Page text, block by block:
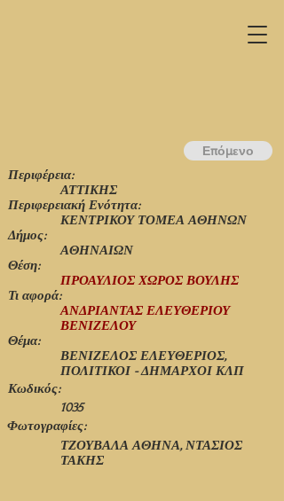
Περιφέρεια:
ΚΕΝΤΡΙΚΟΥ ΤΟΜΕΑ ΑΘΗΝΩΝ
ΑΤΤΙΚΗΣ
Περιφερειακή Ενότητα:
ΑΘΗΝΑΙΩΝ
Δήμος:
Θέση:
ΠΡΟΑΥΛΙΟΣ ΧΩΡΟΣ ΒΟΥΛΗΣ
Τι αφορά:
ΑΝΔΡΙΑΝΤΑΣ ΕΛΕΥΘΕΡΙΟΥ
ΒΕΝΙΖΕΛΟΥ
Θέμα:
ΒΕΝΙΖΕΛΟΣ ΕΛΕΥΘΕΡΙΟΣ,
ΠΟΛΙΤΙΚΟΙ - ΔΗΜΑΡΧΟΙ ΚΛΠ
Φωτογραφίες:
ΤΖΟΥΒΑΛΑ ΑΘΗΝΑ, ΝΤΑΣΙΟΣ
ΤΑΚΗΣ
Κωδικός:
1035
Επόμενο